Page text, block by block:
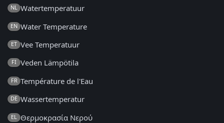
NL Watertemperatuur
EN Water Temperature
ET Vee Temperatuur
FI Veden Lämpötila
FR Température de l'Eau
DE Wassertemperatur
EL Θερμοκρασία Νερού